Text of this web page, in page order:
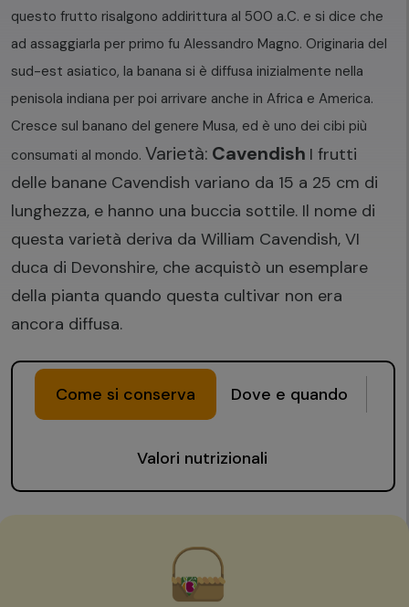
questo frutto risalgono addirittura al 500 a.C. e si dice che
ad assaggiarla per primo fu Alessandro Magno. Originaria del
sud-est asiatico, la banana si è diffusa inizialmente nella
penisola indiana per poi arrivare anche in Africa e America.
Cresce sul banano del genere Musa, ed è uno dei cibi più
consumati al mondo. Varietà: Cavendish I frutti
delle banane Cavendish variano da 15 a 25 cm di
lunghezza, e hanno una buccia sottile. Il nome di
questa varietà deriva da William Cavendish, VI
duca di Devonshire, che acquistò un esemplare
della pianta quando questa cultivar non era
ancora diffusa.
Come si conserva Dove e quando
Valori nutrizionali